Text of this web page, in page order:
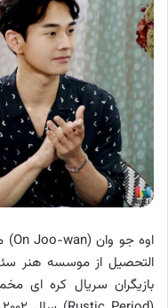
التحصیل از موسسه هنر
بازیگران سریال کره ای